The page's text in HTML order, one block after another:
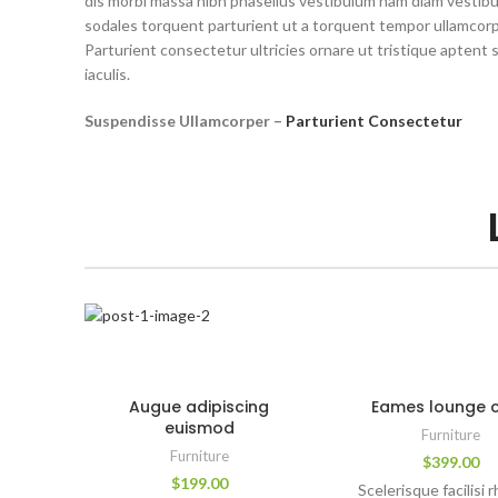
sodales torquent parturient ut a torquent tempor
Parturient consectetur ultricies ornare ut tristique aptent
iaculis.
Suspendisse Ullamcorper – Parturient Consectetur
Augue adipiscing
euismod
Furniture
$199.00
Eames lounge
Furniture
$399.00
Scelerisque facilisi